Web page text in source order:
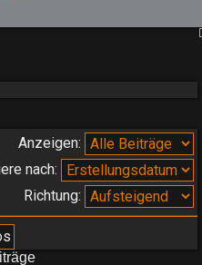
Anzeigen:
nach:
Richtung: